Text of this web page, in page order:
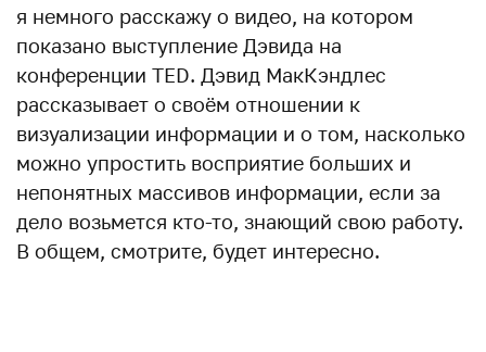
я немного расскажу о видео, на котором
показано выступление Дэвида на
конференции TED. Дэвид МакКэндлес
рассказывает о своём отношении к
визуализации информации и о том, насколько
можно упростить восприятие больших и
непонятных массивов информации, если за
дело возьмется кто-то, знающий свою работу.
В общем, смотрите, будет интересно.